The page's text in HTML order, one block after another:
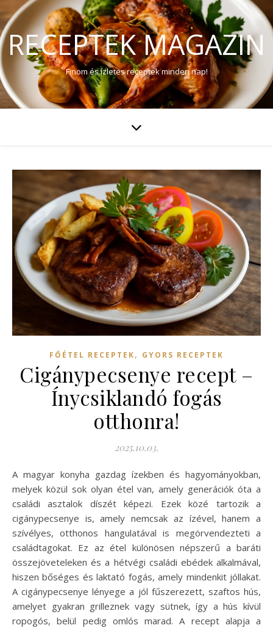
RECEPTEK MAGAZIN
Finom és ízletes receptek minden nap!
FŐÉTEL RECEPTEK, GYORS RECEPTEK
Cigánypecsenye recept –
Ínycsiklandó fogás
otthonra!
2025.10.03.
A magyar konyha gazdag ízekben és hagyományokban,
melyek közül sok olyan étel van, amely generációk óta a
családi asztalok díszét képezi. Ezek közé tartozik a
cigánypecsenye is, amely nemcsak az ízével, hanem a
szívélyes, otthonos hangulatával is megörvendezteti a
családtagokat. Ez az étel különösen népszerű a baráti
összejöveteleken és a hétvégi családi ebédek alkalmával,
hiszen bőséges és laktató fogás, amely mindenkit jóllakat.
A cigánypecsenye lényege a jól fűszerezett, szaftos hús,
amelyet gyakran grilleznek vagy sütnek, így a hús kívül
ropogós, belül pedig omlós marad. A recept alapja a